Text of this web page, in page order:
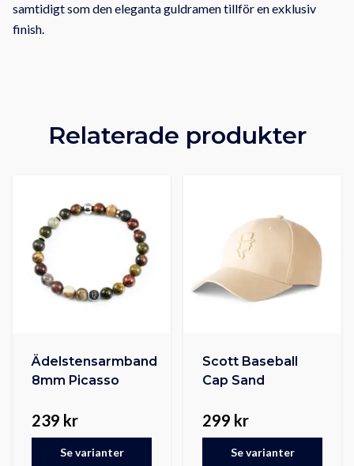
samtidigt som den eleganta guldramen tillför en exklusiv
finish.
Relaterade produkter
Ädelstensarmband
8mm Picasso
239 kr
Se varianter
Scott Baseball
Cap Sand
299 kr
Se varianter